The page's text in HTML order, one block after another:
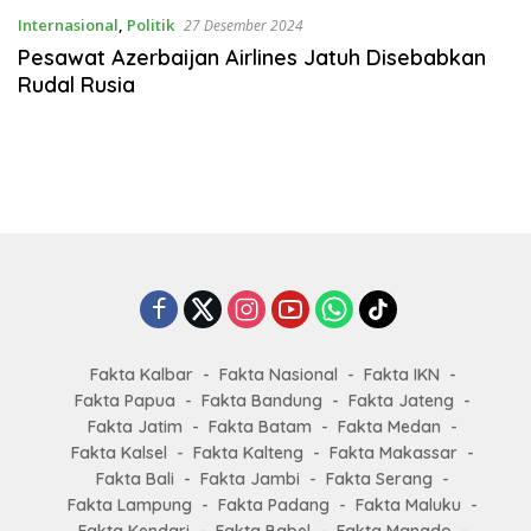
Internasional, Politik 27 Desember 2024
Pesawat Azerbaijan Airlines Jatuh Disebabkan
Rudal Rusia
Fakta Kalbar Fakta Nasional
Fakta IKN
Fakta Papua
Fakta Bandung
Fakta Jateng
Fakta Jatim
Fakta Batam
Fakta Medan
Fakta Kalsel
Fakta Kalteng
Fakta Makassar
Fakta Bali
Fakta Jambi
Fakta Serang
Fakta Lampung
Fakta Padang
Fakta Maluku